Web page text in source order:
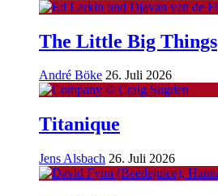
The Little Big Things
André Böke 26. Juli 2026
Titanique
Jens Alsbach 26. Juli 2026